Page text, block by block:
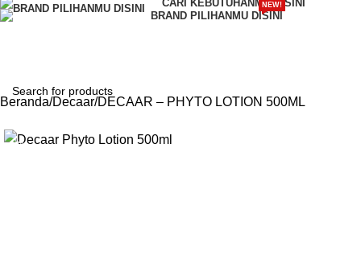
CARI KEBUTUHANMU DISINI
BRAND PILIHANMU DISINI
NEW!
Beranda Decaar DECAAR – PHYTO LOTION 500ML
-17%